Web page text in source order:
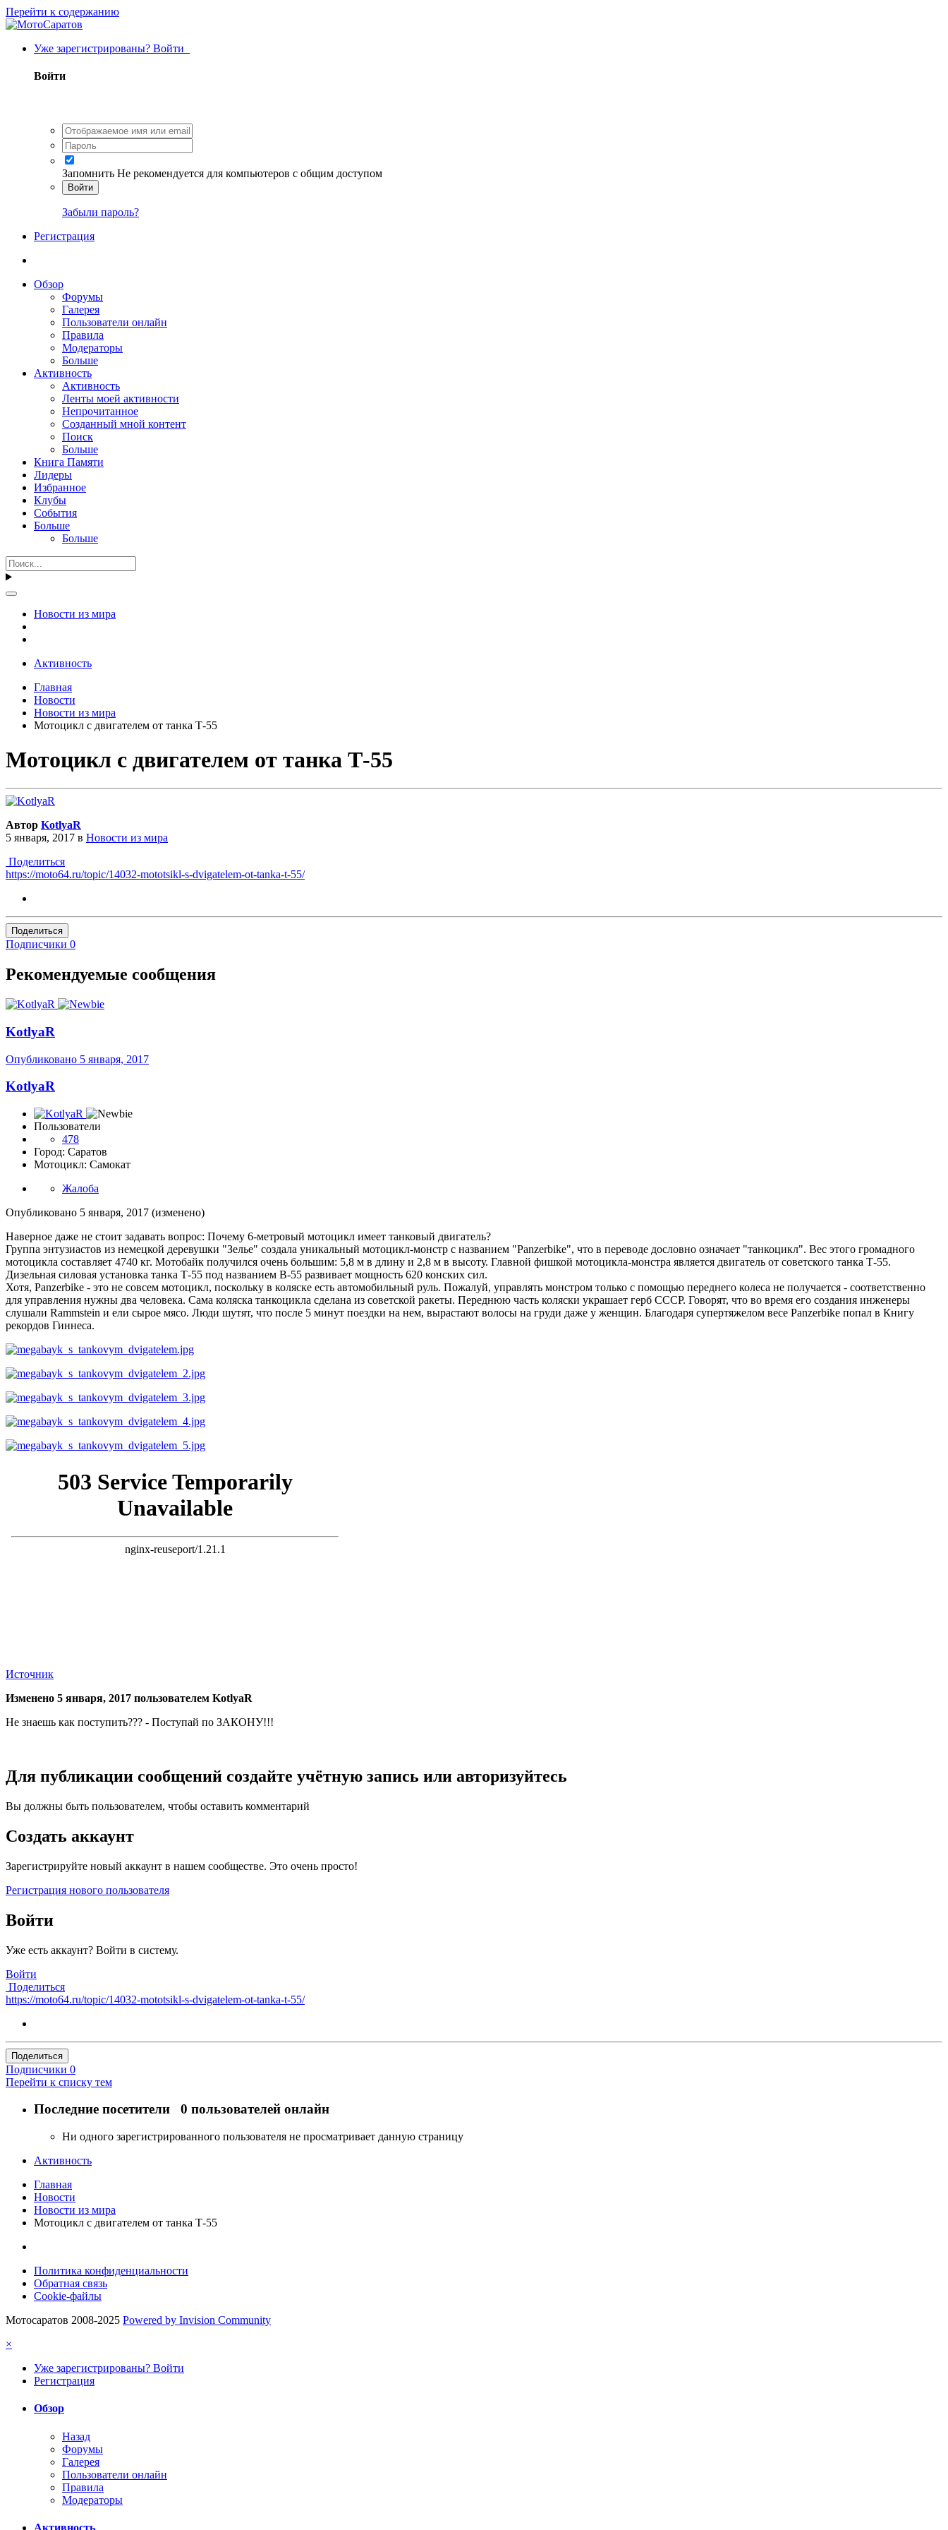
Перейти к содержанию
Уже зарегистрированы? Войти
Войти
Запомнить Не рекомендуется для компьютеров с общим доступом
Войти
Забыли пароль?
Регистрация
Обзор
Форумы
Галерея
Пользователи онлайн
Правила
Модераторы
Больше
Активность
Активность
Ленты моей активности
Непрочитанное
Созданный мной контент
Поиск
Больше
Книга Памяти
Лидеры
Избранное
Клубы
События
Больше
Больше
Новости из мира
Активность
Главная
Новости
Новости из мира
Мотоцикл с двигателем от танка Т-55
Мотоцикл с двигателем от танка Т-55
Автор KotlyaR
5 января, 2017 в Новости из мира
Поделиться
https://moto64.ru/topic/14032-mototsikl-s-dvigatelem-ot-tanka-t-55/
Поделиться
Подписчики 0
Рекомендуемые сообщения
KotlyaR
Опубликовано 5 января, 2017
KotlyaR
Пользователи
478
Город: Саратов
Мотоцикл: Самокат
Жалоба
Опубликовано 5 января, 2017 (изменено)
Наверное даже не стоит задавать вопрос: Почему 6-метровый мотоцикл имеет танковый двигатель?
Группа энтузиастов из немецкой деревушки "Зелье" создала уникальный мотоцикл-монстр с названием "Panzerbike", что в переводе дословно означает "танкоцикл". Вес этого громадного
мотоцикла составляет 4740 кг. Мотобайк получился очень большим: 5,8 м в длину и 2,8 м в высоту. Главной фишкой мотоцикла-монстра является двигатель от советского танка Т-55.
Дизельная силовая установка танка Т-55 под названием В-55 развивает мощность 620 конских сил.
Хотя, Panzerbike - это не совсем мотоцикл, поскольку в коляске есть автомобильный руль. Пожалуй, управлять монстром только с помощью переднего колеса не получается - соответственно
для управления нужны два человека. Сама коляска танкоцикла сделана из советской ракеты. Переднюю часть коляски украшает герб СССР. Говорят, что во время его создания инженеры
слушали Rammstein и ели сырое мясо. Люди шутят, что после 5 минут поездки на нем, вырастают волосы на груди даже у женщин. Благодаря супертяжелом весе Panzerbike попал в Книгу
рекордов Гиннеса.
Источник
Изменено 5 января, 2017 пользователем KotlyaR
Не знаешь как поступить??? - Поступай по ЗАКОНУ!!!
Для публикации сообщений создайте учётную запись или авторизуйтесь
Вы должны быть пользователем, чтобы оставить комментарий
Создать аккаунт
Зарегистрируйте новый аккаунт в нашем сообществе. Это очень просто!
Регистрация нового пользователя
Войти
Уже есть аккаунт? Войти в систему.
Войти
Поделиться
https://moto64.ru/topic/14032-mototsikl-s-dvigatelem-ot-tanka-t-55/
Поделиться
Подписчики 0
Перейти к списку тем
Последние посетители 0 пользователей онлайн
Ни одного зарегистрированного пользователя не просматривает данную страницу
Активность
Главная
Новости
Новости из мира
Мотоцикл с двигателем от танка Т-55
Политика конфиденциальности
Обратная связь
Cookie-файлы
Мотосаратов 2008-2025 Powered by Invision Community
×
Уже зарегистрированы? Войти
Регистрация
Обзор
Назад
Форумы
Галерея
Пользователи онлайн
Правила
Модераторы
Активность